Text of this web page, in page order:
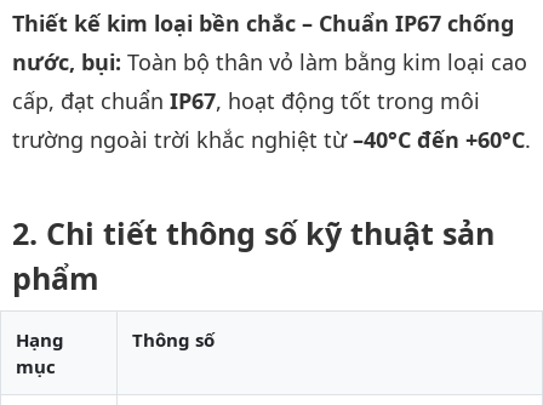
Thiết kế kim loại bền chắc – Chuẩn IP67 chống
nước, bụi: Toàn bộ thân vỏ làm bằng kim loại cao
cấp, đạt chuẩn IP67, hoạt động tốt trong môi
trường ngoài trời khắc nghiệt từ–40°C đến +60°C.
Chi tiết thông số kỹ thuật sản
phẩm
Hạng
mục
Thông số